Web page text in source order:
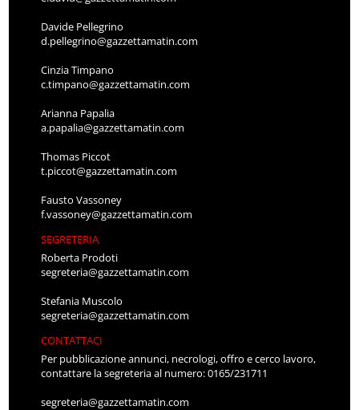
Davide Pellegrino
d.pellegrino@gazzettamatin.com
Cinzia Timpano
c.timpano@gazzettamatin.com
Arianna Papalia
a.papalia@gazzettamatin.com
Thomas Piccot
t.piccot@gazzettamatin.com
Fausto Vassoney
f.vassoney@gazzettamatin.com
SEGRETERIA
Roberta Prodoti
segreteria@gazzettamatin.com
Stefania Muscolo
segreteria@gazzettamatin.com
CONTATTACI
Per pubblicazione annunci, necrologi, offro e cerco lavoro,
contattare la segreteria al numero: 0165/231711
segreteria@gazzettamatin.com